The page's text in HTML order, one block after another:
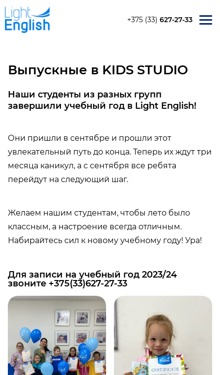
+375 (33) 627-27-33
10 фактов о нас
Акции
Отзывы
Kids Studio
Junior English
Active English
Teen Academy
Корпоративный английский
УЗНАТЬ УРОВЕНЬ
Выпускные в KIDS STUDIO
Наши студенты из разных групп
завершили учебный год в Light English!
Они пришли в сентябре и прошли этот
увлекательный путь до конца. Теперь их ждут три
месяца каникул, а с сентября все ребята
перейдут на следующий шаг.
Желаем нашим студентам, чтобы лето было
классным, а настроение всегда отличным.
Набирайтесь сил к новому учебному году! Ура!
Для записи на учебный год 2023/24
звоните +375(33)627-27-33